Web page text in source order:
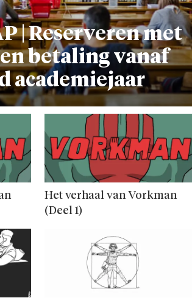
| Reserveren met
betaling vanaf
academiejaar
Het verhaal van Vorkman
(Deel 1)